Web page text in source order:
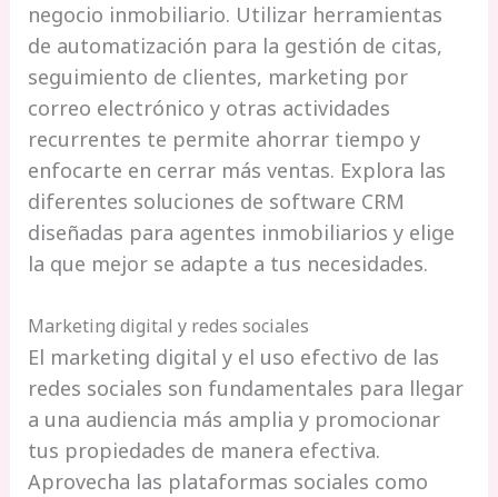
negocio inmobiliario. Utilizar herramientas
de automatización para la gestión de citas,
seguimiento de clientes, marketing por
correo electrónico y otras actividades
recurrentes te permite ahorrar tiempo y
enfocarte en cerrar más ventas. Explora las
diferentes soluciones de software CRM
diseñadas para agentes inmobiliarios y elige
la que mejor se adapte a tus necesidades.
Marketing digital y redes sociales
El marketing digital y el uso efectivo de las
redes sociales son fundamentales para llegar
a una audiencia más amplia y promocionar
tus propiedades de manera efectiva.
Aprovecha las plataformas sociales como